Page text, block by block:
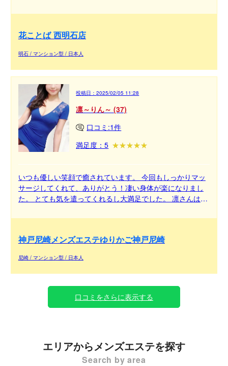
花ことば 西明石店
明石 / マンション型 / 日本人
投稿日：2025/02/05 11:28
凛～りん～ (37)
口コミ:1件
満足度：5
いつも優しい笑顔で癒されています。 今回もしっかりマッ
サージしてくれて、ありがとう！凄い身体が楽になりまし
た。 とても気を遣ってくれるし大満足でした。 凛さんは私
神戸尼崎メンズエステゆりかご神戸尼崎
尼崎 / マンション型 / 日本人
口コミをさらに表示する
エリアからメンズエステを探す
Search by area